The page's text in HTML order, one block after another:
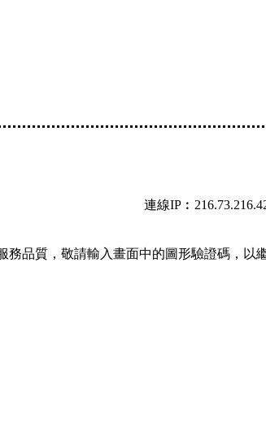
連線
務品質，敬請輸入畫面中的圖形驗證碼，以